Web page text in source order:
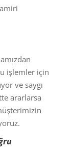
işlemler için
ve saygı
ararlarsa